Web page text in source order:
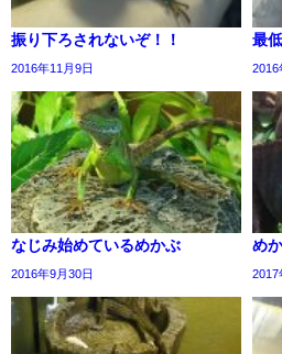
振り下ろされないぞ！！
2016年11月9日
最
2016
なじみ始めているめかぶ
2016年9月30日
め
2017